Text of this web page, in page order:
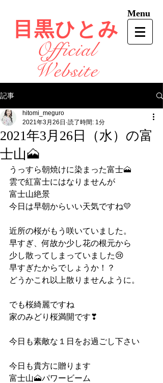
Menu
目黒ひとみ
Official
Website
記事
2021年3月26日（水）の富
士山🗻
hitomi_meguro
2021年3月26日 読了時間: 1分
うっすら朝焼けに染まった富士🗻
雲で紅富士にはなりませんが
富士山絶景
今日は早朝からいい天気ですね💛
近所の桜がもう咲いていました。
早すぎ、何故か少し花の根元から
少し散ってしまっていました😢
早すぎたからでしょうか！？
どうかこれ以上散りませんように。
でも桜綺麗ですね
家のみどり桜満開です❣
今日も素敵な１日をお過ごし下さい
今日も貴方に贈ります
富士山🗻パワービーム